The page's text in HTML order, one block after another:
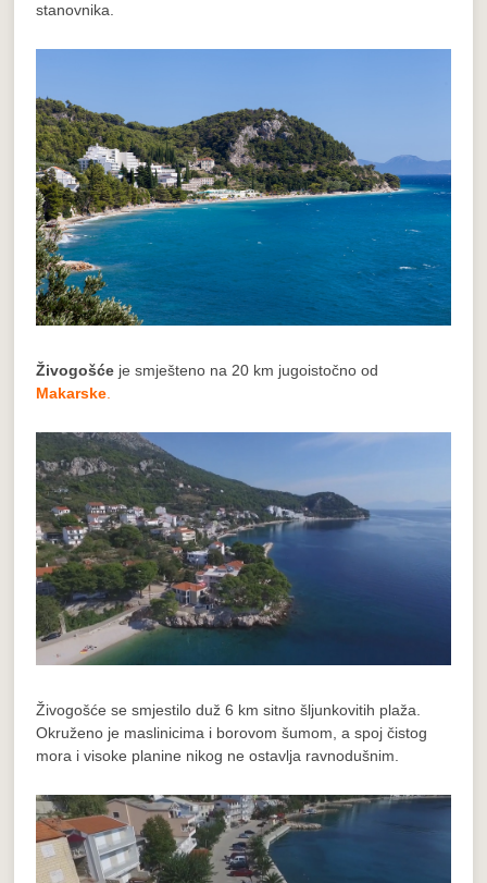
stanovnika.
Živogošće je smješteno na 20 km jugoistočno od
Makarske.
Živogošće se smjestilo duž 6 km sitno šljunkovitih plaža.
Okruženo je maslinicima i borovom šumom, a spoj čistog
mora i visoke planine nikog ne ostavlja ravnodušnim.